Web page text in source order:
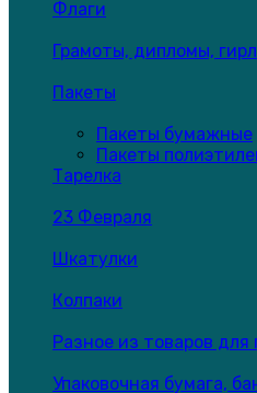
Флаги
Грамоты, дипломы,
Пакеты
Пакеты бумажные
Пакеты
Тарелка
23 Февраля
Шкатулки
Колпаки
Разное из товаров для
Упаковочная бумага,